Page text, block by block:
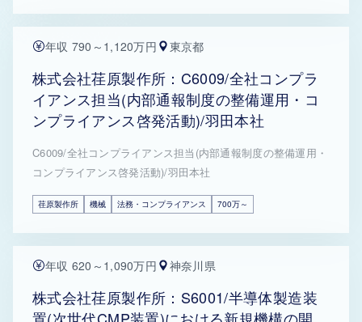
年収 790～1,120万円 東京都
株式会社荏原製作所：C6009/全社コンプラ
イアンス担当(内部通報制度の整備運用・コ
ンプライアンス啓発活動)/羽田本社
C6009/全社コンプライアンス担当(内部通報制度の整備運用・
コンプライアンス啓発活動)/羽田本社
荏原製作所 機械 法務・コンプライアンス 700万～
年収 620～1,090万円 神奈川県
株式会社荏原製作所：S6001/半導体製造装